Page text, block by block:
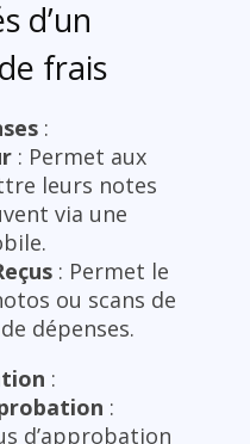
d’un
frais
:
: Permet aux
leurs notes
via une
: Permet le
ou scans de
dépenses.
:
:
d’approbation